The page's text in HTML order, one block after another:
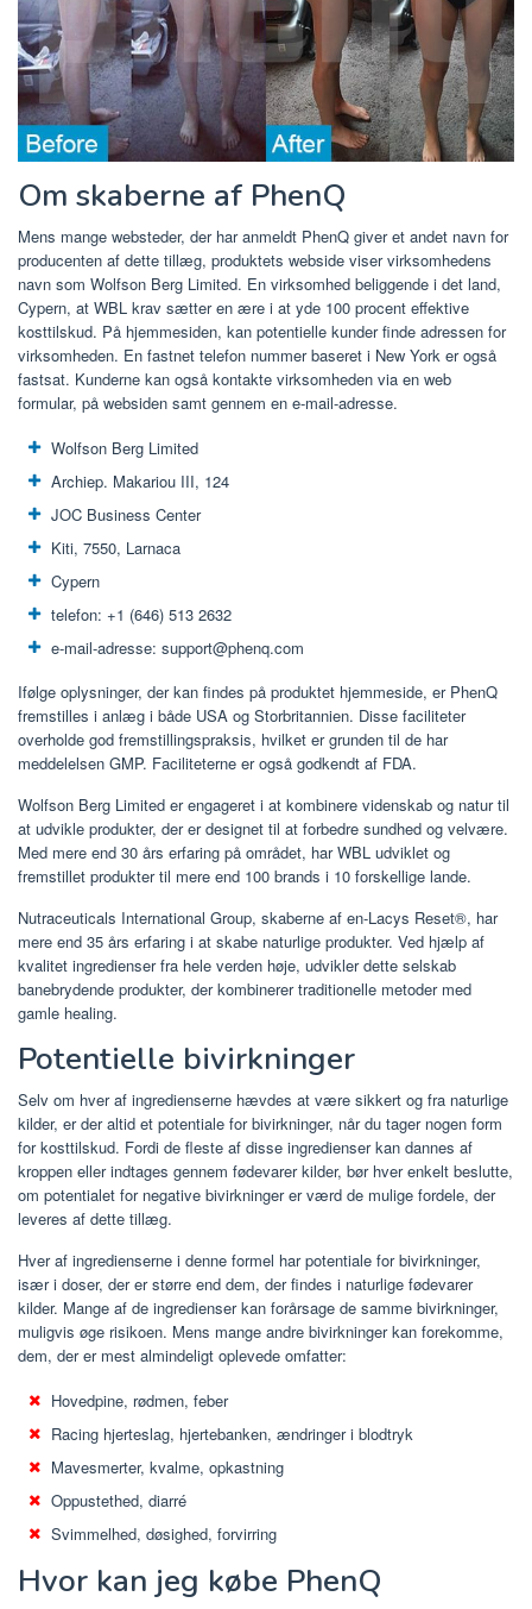
Om skaberne af PhenQ
Mens mange websteder, der har anmeldt PhenQ giver et andet navn for
producenten af ​​dette tillæg, produktets webside viser virksomhedens
navn som Wolfson Berg Limited. En virksomhed beliggende i det land,
Cypern, at WBL krav sætter en ære i at yde 100 procent effektive
kosttilskud. På hjemmesiden, kan potentielle kunder finde adressen for
virksomheden. En fastnet telefon nummer baseret i New York er også
fastsat. Kunderne kan også kontakte virksomheden via en web
formular, på websiden samt gennem en e-mail-adresse.
Wolfson Berg Limited
Archiep. Makariou III, 124
JOC Business Center
Kiti, 7550, Larnaca
Cypern
telefon: +1 (646) 513 2632
e-mail-adresse: support@phenq.com
Ifølge oplysninger, der kan findes på produktet hjemmeside, er PhenQ
fremstilles i anlæg i både USA og Storbritannien. Disse faciliteter
overholde god fremstillingspraksis, hvilket er grunden til de har
meddelelsen GMP. Faciliteterne er også godkendt af FDA.
Wolfson Berg Limited er engageret i at kombinere videnskab og natur til
at udvikle produkter, der er designet til at forbedre sundhed og velvære.
Med mere end 30 års erfaring på området, har WBL udviklet og
fremstillet produkter til mere end 100 brands i 10 forskellige lande.
Nutraceuticals International Group, skaberne af en-Lacys Reset®, har
mere end 35 års erfaring i at skabe naturlige produkter. Ved hjælp af
kvalitet ingredienser fra hele verden høje, udvikler dette selskab
banebrydende produkter, der kombinerer traditionelle metoder med
gamle healing.
Potentielle bivirkninger
Selv om hver af ingredienserne hævdes at være sikkert og fra naturlige
kilder, er der altid et potentiale for bivirkninger, når du tager nogen form
for kosttilskud. Fordi de fleste af disse ingredienser kan dannes af
kroppen eller indtages gennem fødevarer kilder, bør hver enkelt beslutte,
om potentialet for negative bivirkninger er værd de mulige fordele, der
leveres af dette tillæg.
Hver af ingredienserne i denne formel har potentiale for bivirkninger,
især i doser, der er større end dem, der findes i naturlige fødevarer
kilder. Mange af de ingredienser kan forårsage de samme bivirkninger,
muligvis øge risikoen. Mens mange andre bivirkninger kan forekomme,
dem, der er mest almindeligt oplevede omfatter:
Hovedpine, rødmen, feber
Racing hjerteslag, hjertebanken, ændringer i blodtryk
Mavesmerter, kvalme, opkastning
Oppustethed, diarré
Svimmelhed, døsighed, forvirring
Hvor kan jeg købe PhenQ